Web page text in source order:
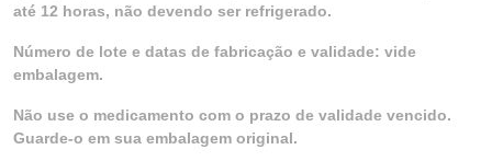
até 12 horas, não devendo ser refrigerado.
Número de lote e datas de fabricação e validade: vide
embalagem.
Não use o medicamento com o prazo de validade vencido.
Guarde-o em sua embalagem original.